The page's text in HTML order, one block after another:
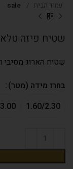
עמוד הבית sale
שטיח פיזה
שטיח הארוג מסיבי
בחרו מידה (מטר)
1.60/2.30